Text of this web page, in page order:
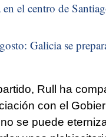
el centro de
Galicia se
Rull ha
con el
se puede